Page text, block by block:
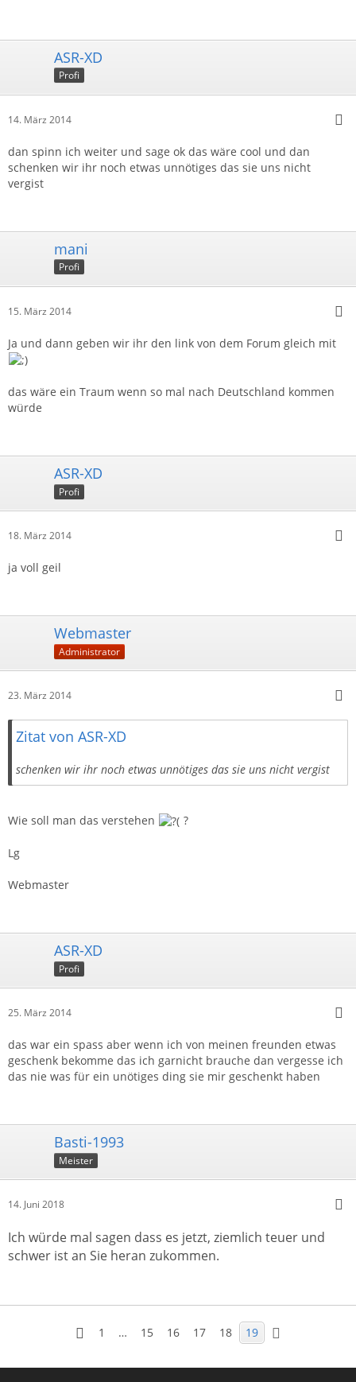
ASR-XD
Profi
14. März 2014
dan spinn ich weiter und sage ok das wäre cool und dan
schenken wir ihr noch etwas unnötiges das sie uns nicht
vergist
mani
Profi
15. März 2014
Ja und dann geben wir ihr den link von dem Forum gleich mit
das wäre ein Traum wenn so mal nach Deutschland kommen
würde
ASR-XD
Profi
18. März 2014
ja voll geil
Webmaster
Administrator
23. März 2014
Zitat von ASR-XD
schenken wir ihr noch etwas unnötiges das sie uns nicht vergist
Wie soll man das verstehen ?
Lg
Webmaster
ASR-XD
Profi
25. März 2014
das war ein spass aber wenn ich von meinen freunden etwas
geschenk bekomme das ich garnicht brauche dan vergesse ich
das nie was für ein unötiges ding sie mir geschenkt haben
Basti-1993
Meister
14. Juni 2018
Ich würde mal sagen dass es jetzt, ziemlich teuer und
schwer ist an Sie heran zukommen.
1 … 15 16 17 18 19